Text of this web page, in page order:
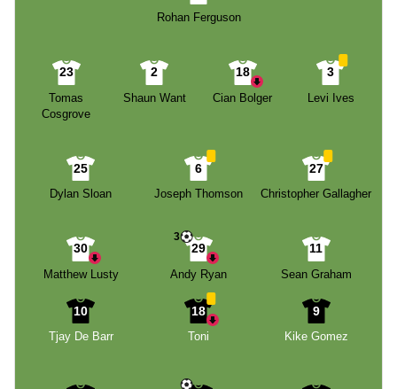
Rohan Ferguson
23
Tomas
Cosgrove
2
Shaun Want
18
Cian Bolger
3
Levi Ives
25
Dylan Sloan
6
Joseph Thomson
27
Christopher Gallagher
30
Matthew Lusty
29
3
Andy Ryan
11
Sean Graham
10
Tjay De Barr
18
Toni
9
Kike Gomez